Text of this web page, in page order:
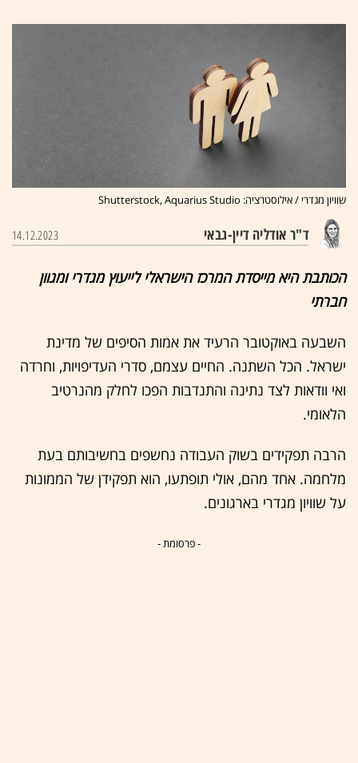
שוויון מגדרי / אילוסטרציה: Shutterstock, Aquarius Studio
ד"ר אודליה דיין-גבאי 14.12.2023
הכותבת היא מייסדת המרכז הישראלי לייעוץ מגדרי ומגוון
חברתי
השבעה באוקטובר הרעיד את אמות הסיפים של מדינת
ישראל. הכל השתנה. החיים עצמם, סדרי העדיפויות, וחרדה
ואי וודאות לצד נתינה והתנדבות הפכו לחלק מהנרטיב
הלאומי.
הרבה תפקידים בשוק העבודה נחשפים בחשיבותם בעת
מלחמה. אחד מהם, אולי תופתעו, הוא תפקידן של הממונות
על שוויון מגדרי בארגונים.
- פרסומת -